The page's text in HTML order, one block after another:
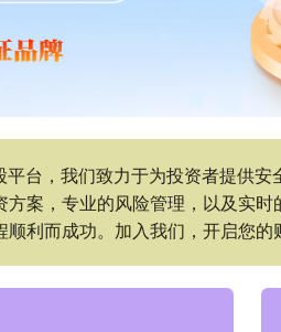
台，我们致力于为投资者提供
案，专业的风险管理，以及实时
利而成功。加入我们，开启您的